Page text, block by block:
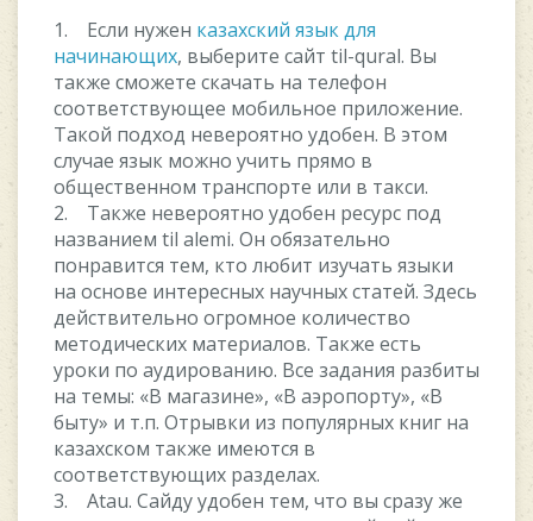
1. Если нужен казахский язык для
начинающих, выберите сайт til-qural. Вы
также сможете скачать на телефон
соответствующее мобильное приложение.
Такой подход невероятно удобен. В этом
случае язык можно учить прямо в
общественном транспорте или в такси.
2. Также невероятно удобен ресурс под
названием til alemi. Он обязательно
понравится тем, кто любит изучать языки
на основе интересных научных статей. Здесь
действительно огромное количество
методических материалов. Также есть
уроки по аудированию. Все задания разбиты
на темы: «В магазине», «В аэропорту», «В
быту» и т.п. Отрывки из популярных книг на
казахском также имеются в
соответствующих разделах.
3. Atau. Сайду удобен тем, что вы сразу же